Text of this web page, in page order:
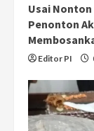
Usai Nonton
Penonton
Editor PI